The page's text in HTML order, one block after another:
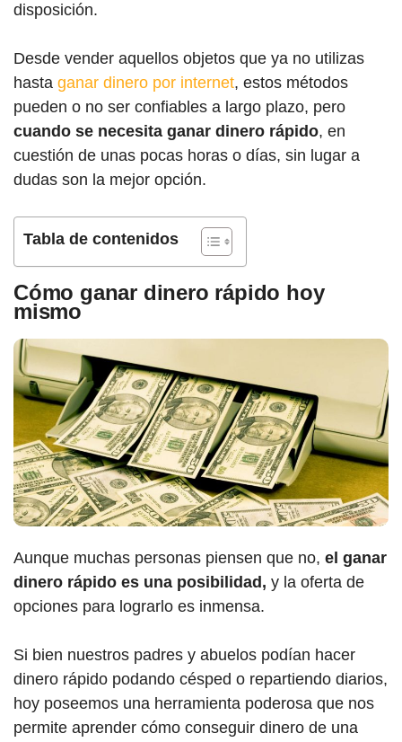
disposición.
Desde vender aquellos objetos que ya no utilizas
hasta ganar dinero por internet, estos métodos
pueden o no ser confiables a largo plazo, pero
cuando se necesita ganar dinero rápido, en
cuestión de unas pocas horas o días, sin lugar a
dudas son la mejor opción.
Tabla de contenidos
Cómo ganar dinero rápido hoy
mismo
Aunque muchas personas piensen que no, el ganar
dinero rápido es una posibilidad, y la oferta de
opciones para lograrlo es inmensa.
Si bien nuestros padres y abuelos podían hacer
dinero rápido podando césped o repartiendo diarios,
hoy poseemos una herramienta poderosa que nos
permite aprender cómo conseguir dinero de una